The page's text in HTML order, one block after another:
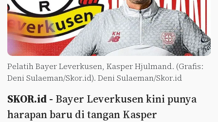
Pelatih Bayer Leverkusen, Kasper Hjulmand. (Grafis:
Deni Sulaeman/Skor.id). Deni Sulaeman/Skor.id
SKOR.id - Bayer Leverkusen kini punya
harapan baru di tangan Kasper